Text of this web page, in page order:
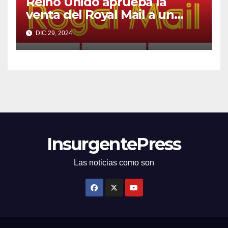
venta del Royal Mail a un
multimillonario checo
DIC 29, 2024
InsurgentePress
Las noticias como son